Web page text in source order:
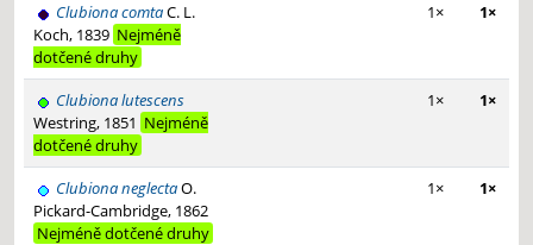
Clubiona comtaC. L.
Koch, 1839 Nejméně
dotčené druhy
1× 1×
Clubiona lutescens
Westring, 1851 Nejméně
dotčené druhy
1× 1×
Clubiona neglectaO.
Pickard-Cambridge, 1862
Nejméně dotčené druhy
1× 1×